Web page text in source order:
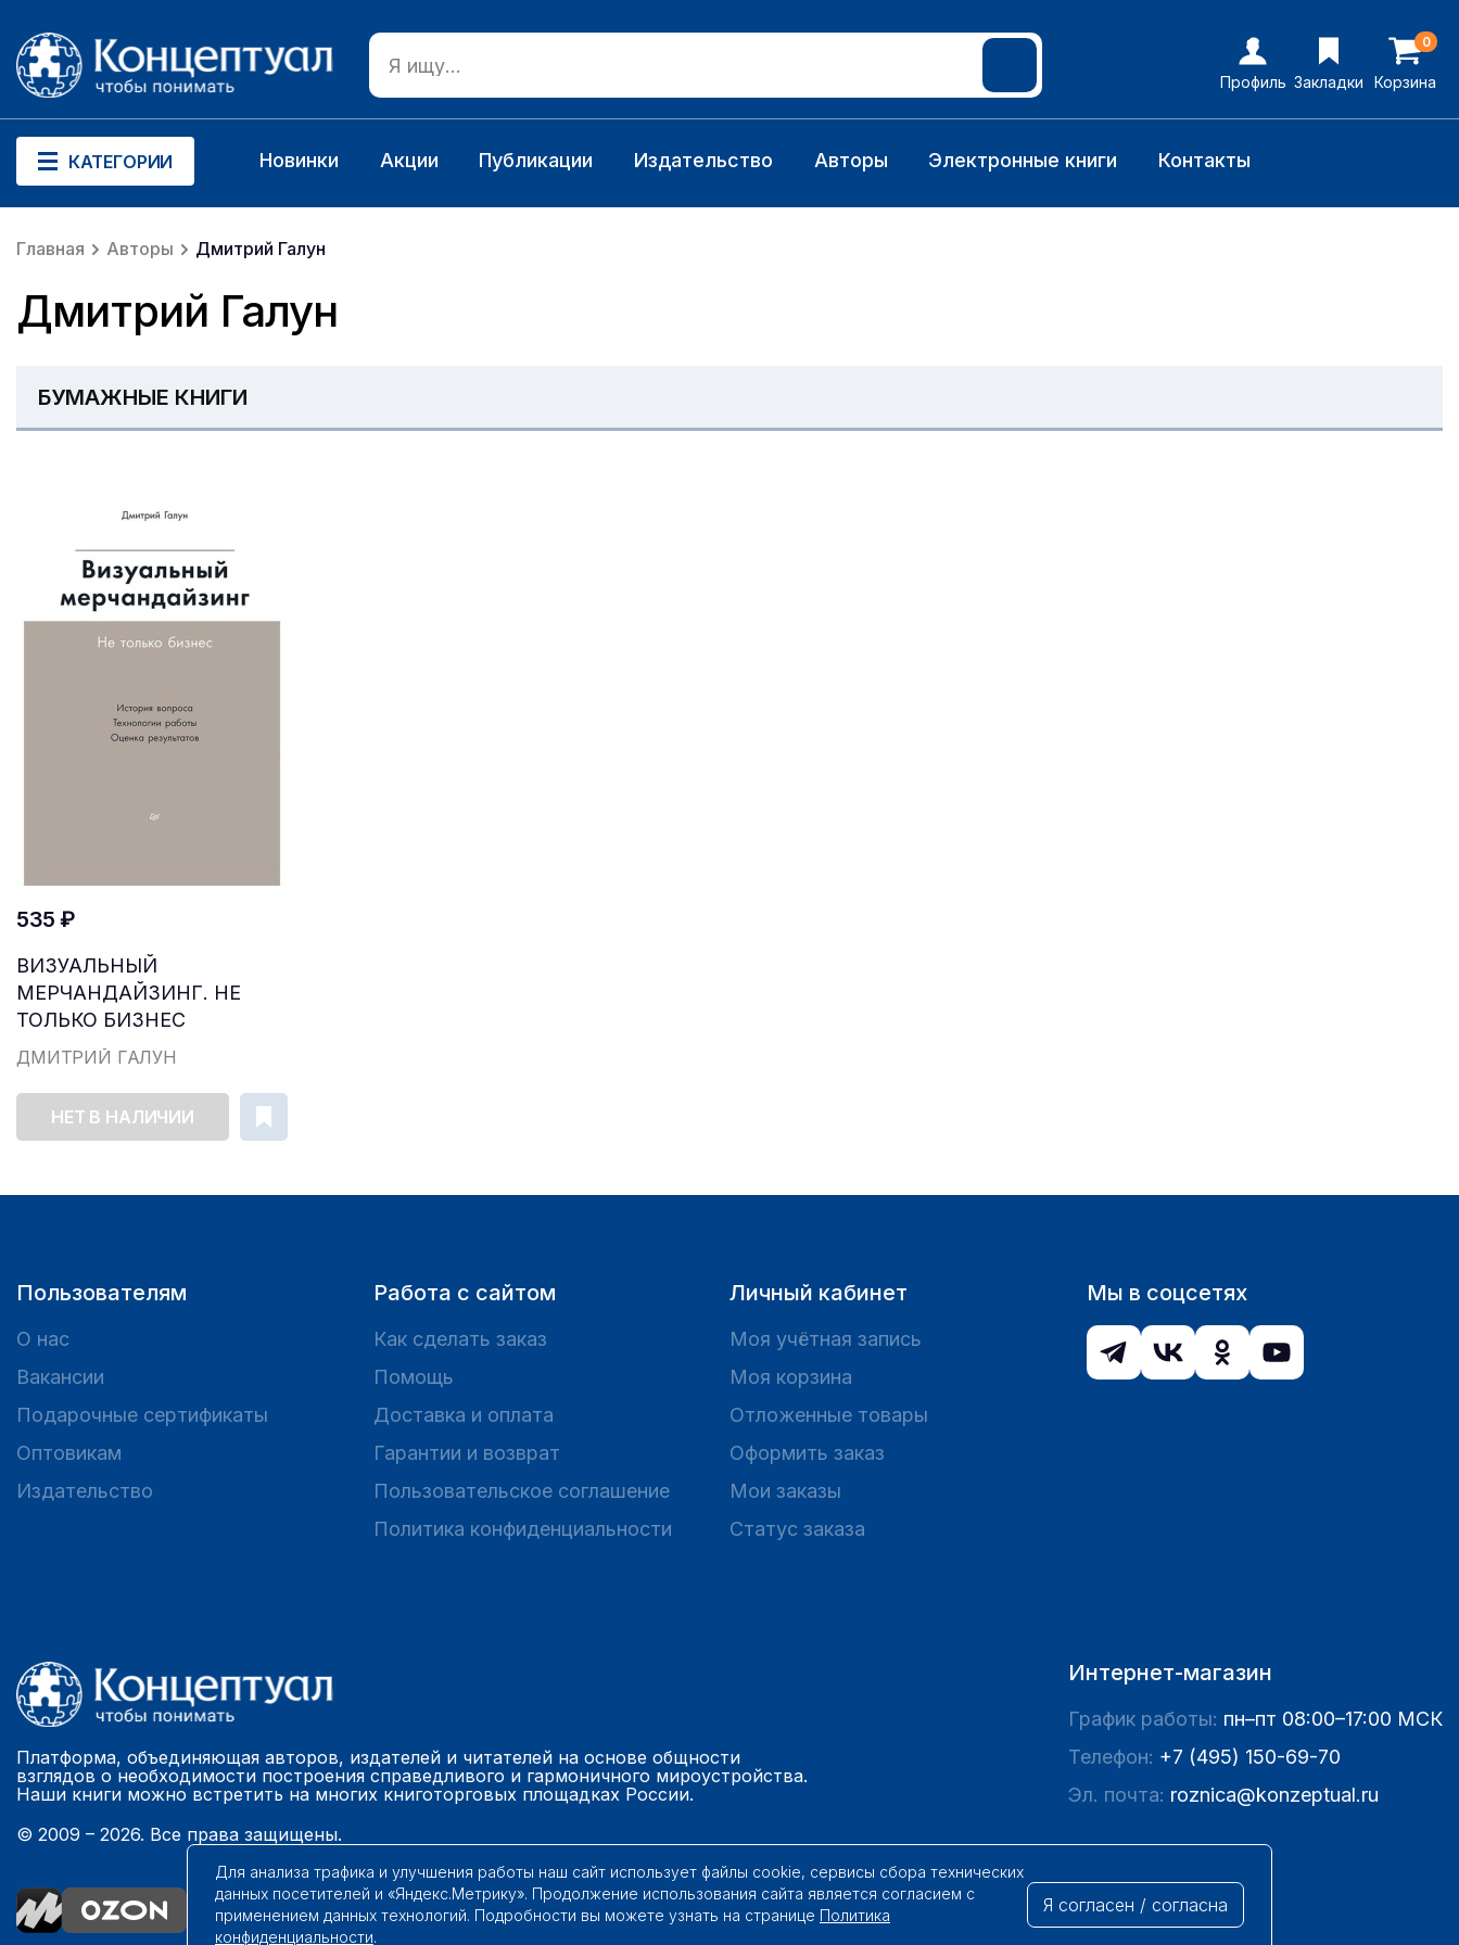
Профиль Закладки
0
Корзина
КАТЕГОРИИ Новинки Акции Публикации Издательство Авторы Электронные книги Контакты
Главная Авторы Дмитрий Галун
Дмитрий Галун
БУМАЖНЫЕ КНИГИ
535 ₽
ВИЗУАЛЬНЫЙ
МЕРЧАНДАЙЗИНГ. НЕ
ТОЛЬКО БИЗНЕС
ДМИТРИЙ ГАЛУН
НЕТ В НАЛИЧИИ
Пользователям
О нас
Вакансии
Подарочные сертификаты
Оптовикам
Издательство
Работа с сайтом
Как сделать заказ
Помощь
Доставка и оплата
Гарантии и возврат
Пользовательское соглашение
Политика конфиденциальности
Личный кабинет
Моя учётная запись
Моя корзина
Отложенные товары
Оформить заказ
Мои заказы
Статус заказа
Мы в соцсетях
Платформа, объединяющая авторов, издателей и читателей на основе общности
взглядов о необходимости построения справедливого и гармоничного мироустройства.
Наши книги можно встретить на многих книготорговых площадках России.
© 2009 – 2026. Все права защищены.
Интернет-магазин
График работы: пн–пт 08:00–17:00 МСК
Телефон: +7 (495) 150-69-70
Эл. почта: roznica@konzeptual.ru
Для анализа трафика и улучшения работы наш сайт использует файлы cookie, сервисы сбора технических
данных посетителей и «Яндекс.Метрику». Продолжение использования сайта является согласием с
применением данных технологий. Подробности вы можете узнать на странице Политика
конфиденциальности.
Я согласен / согласна